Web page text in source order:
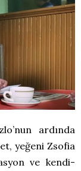
ardında
yeğeni Zsofia
ve kendi-